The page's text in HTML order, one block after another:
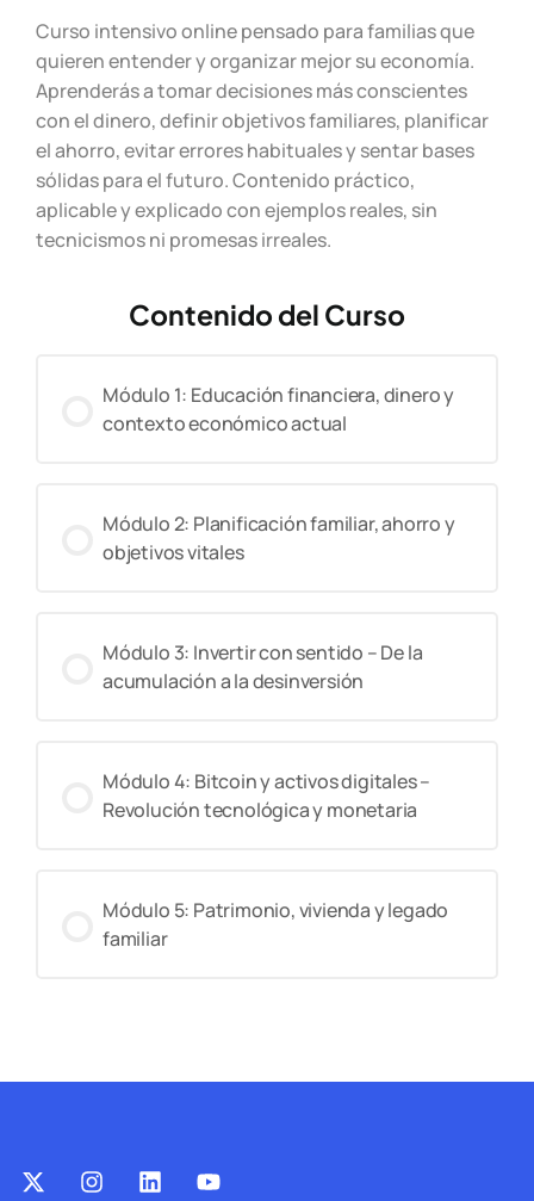
Curso intensivo online pensado para familias que
quieren entender y organizar mejor su economía.
Aprenderás a tomar decisiones más conscientes
con el dinero, definir objetivos familiares, planificar
el ahorro, evitar errores habituales y sentar bases
sólidas para el futuro. Contenido práctico,
aplicable y explicado con ejemplos reales, sin
tecnicismos ni promesas irreales.
Contenido del Curso
Módulo 1: Educación financiera, dinero y
contexto económico actual
Módulo 2: Planificación familiar, ahorro y
objetivos vitales
Módulo 3: Invertir con sentido – De la
acumulación a la desinversión
Módulo 4: Bitcoin y activos digitales –
Revolución tecnológica y monetaria
Módulo 5: Patrimonio, vivienda y legado
familiar